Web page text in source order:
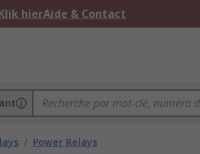
hierAide & Contact
/ Power Relays